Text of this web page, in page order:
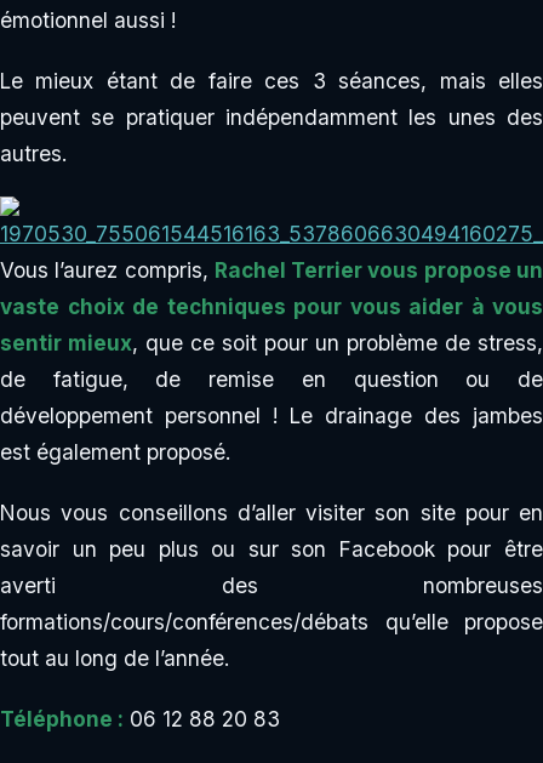
émotionnel aussi !
Le mieux étant de faire ces 3 séances, mais elles
peuvent se pratiquer indépendamment les unes des
autres.
Vous l’aurez compris, Rachel Terrier vous propose un
vaste choix de techniques pour vous aider à vous
sentir mieux, que ce soit pour un problème de stress,
de fatigue, de remise en question ou de
développement personnel ! Le drainage des jambes
est également proposé.
Nous vous conseillons d’aller visiter son site pour en
savoir un peu plus ou sur son Facebook pour être
averti des nombreuses
formations/cours/conférences/débats qu’elle propose
tout au long de l’année.
Téléphone : 06 12 88 20 83